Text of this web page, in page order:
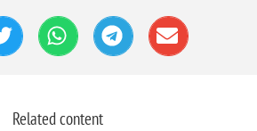
Related content